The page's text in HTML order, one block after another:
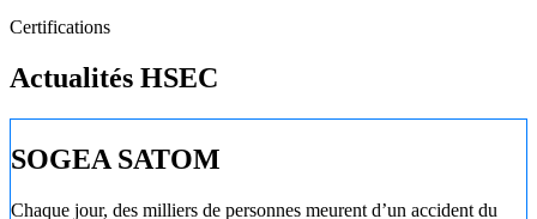
Certifications
Actualités HSEC
SOGEA SATOM
Chaque jour, des milliers de personnes meurent d’un accident du